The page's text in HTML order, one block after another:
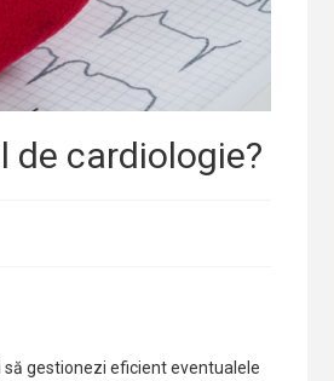
de cardiologie?
gestionezi eficient eventualele